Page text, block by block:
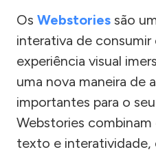
Os Webstories são
interativa de
experiência visual
uma nova maneira de
importantes para o
Webstories combinam
texto e